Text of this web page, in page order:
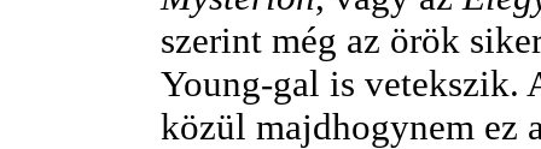
szerint még az örök
Young-gal is vetekszik.
közül majdhogynem ez